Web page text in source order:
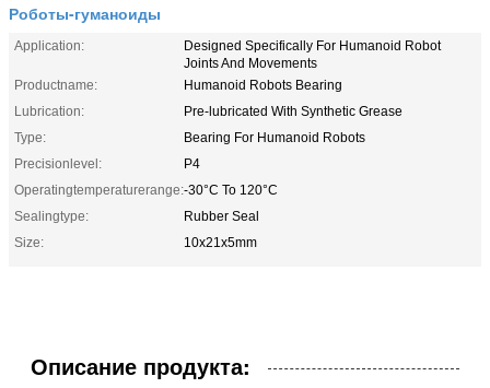
Роботы-гуманоиды
Application:
Designed Specifically For Humanoid Robot
Joints And Movements
Productname:
Humanoid Robots Bearing
Lubrication:
Pre-lubricated With Synthetic Grease
Type:
Bearing For Humanoid Robots
Precisionlevel:
P4
Operatingtemperaturerange:-30°C To 120°C
Sealingtype:
Rubber Seal
Size:
10x21x5mm
Описание продукта: